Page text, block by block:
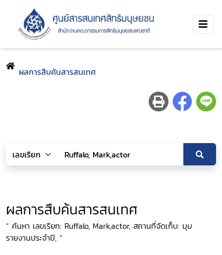
ผลการสืบค้นสารสนเทศ
ผลการสืบค้นสารสนเทศ
“ ค้นหา เลขเรียก: Ruffalo, Mark,actor, สถานที่จัดเก็บ: มุม
รายงานประจำปี, ”